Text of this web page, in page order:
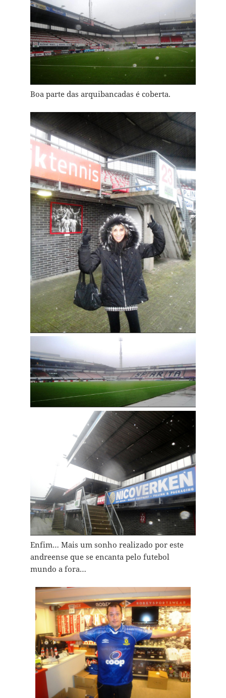
Boa parte das arquibancadas é coberta.
Enfim… Mais um sonho realizado por este
andreense que se encanta pelo futebol
mundo a fora…